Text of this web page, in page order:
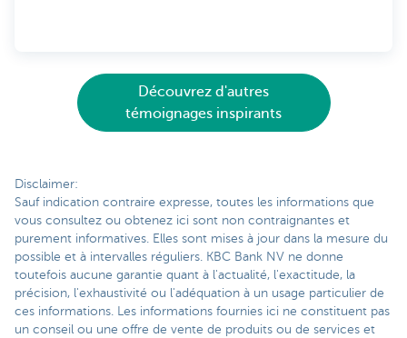
Découvrez d'autres
témoignages inspirants
Disclaimer:
Sauf indication contraire expresse, toutes les informations que
vous consultez ou obtenez ici sont non contraignantes et
purement informatives. Elles sont mises à jour dans la mesure du
possible et à intervalles réguliers. KBC Bank NV ne donne
toutefois aucune garantie quant à l'actualité, l'exactitude, la
précision, l'exhaustivité ou l'adéquation à un usage particulier de
ces informations. Les informations fournies ici ne constituent pas
un conseil ou une offre de vente de produits ou de services et